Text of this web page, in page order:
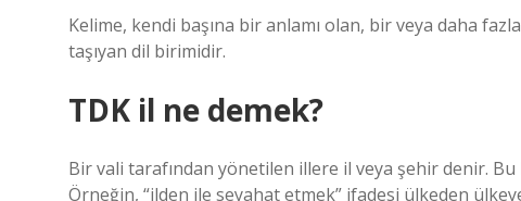
Kelime, kendi başına bir anlamı olan, bir veya daha
taşıyan dil birimidir.
TDK il ne demek?
Bir vali tarafından yönetilen illere il veya şehir denir. Bu
Örneğin, “ilden ile seyahat etmek” ifadesi ülkeden